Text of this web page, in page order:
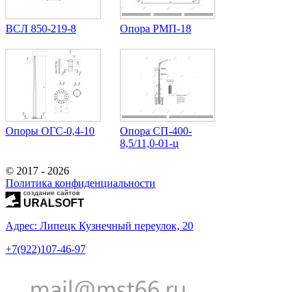
ВСЛ 850-219-8 Опора РМП-18
Опоры ОГС-0,4-10
Опора СП-400-
8,5/11,0-01-ц
© 2017 - 2026
Политика конфиденциальности
создание сайтов
URALSOFT
Адрес: Липецк Кузнечный переулок, 20
+7(922)107-46-97